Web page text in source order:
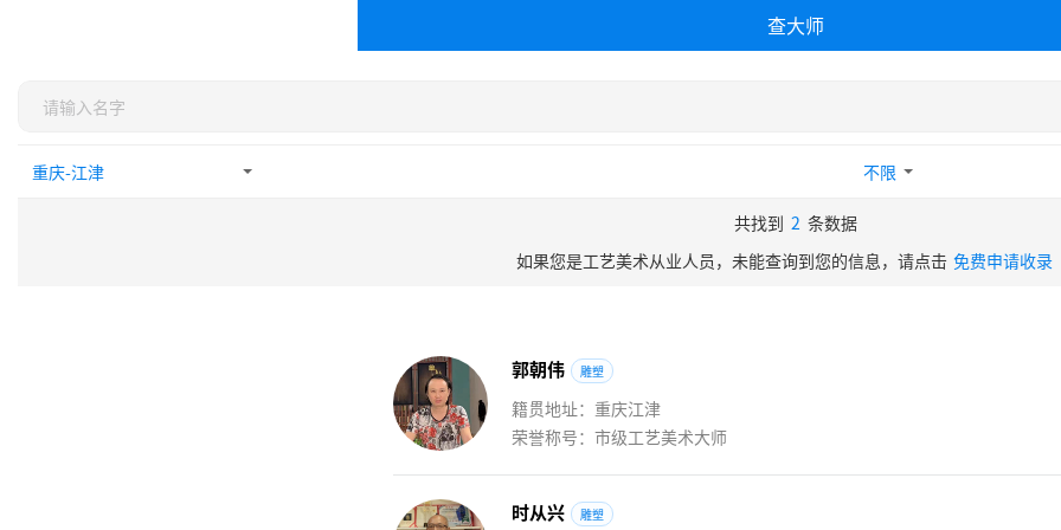
查大师
不限
共找到 2 条数据
如果您是工艺美术从业人员，未能查询到您的信息，请点击 免费申请收录
郭朝伟 雕塑
籍贯地址：重庆江津
荣誉称号：市级工艺美术大师
时从兴 雕塑